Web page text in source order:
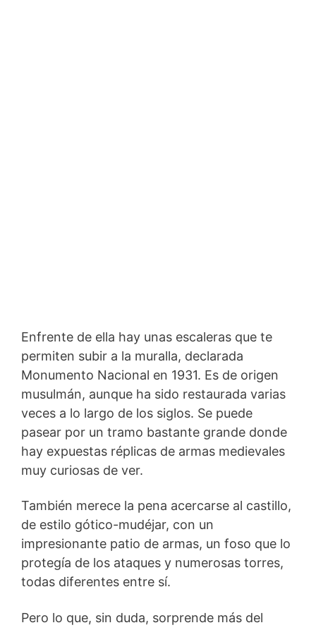
Enfrente de ella hay unas escaleras que te
permiten subir a la muralla, declarada
Monumento Nacional en 1931. Es de origen
musulmán, aunque ha sido restaurada varias
veces a lo largo de los siglos. Se puede
pasear por un tramo bastante grande donde
hay expuestas réplicas de armas medievales
muy curiosas de ver.
También merece la pena acercarse al castillo,
de estilo gótico-mudéjar, con un
impresionante patio de armas, un foso que lo
protegía de los ataques y numerosas torres,
todas diferentes entre sí.
Pero lo que, sin duda, sorprende más del